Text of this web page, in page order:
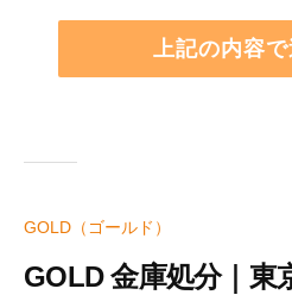
GOLD（ゴールド）
GOLD 金庫処分｜東